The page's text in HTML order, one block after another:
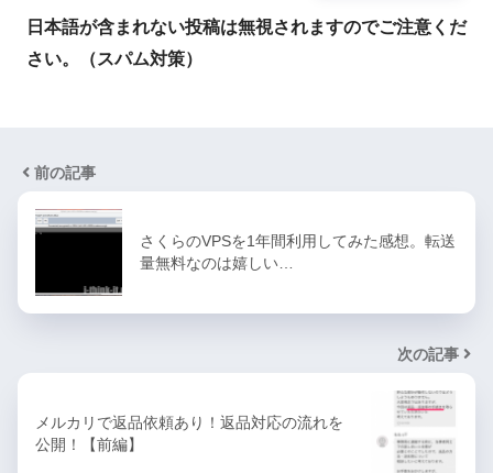
日本語が含まれない投稿は無視されますのでご注意くだ
さい。（スパム対策）
前の記事
さくらのVPSを1年間利用してみた感想。転送
量無料なのは嬉しい…
次の記事
メルカリで返品依頼あり！返品対応の流れを
公開！【前編】